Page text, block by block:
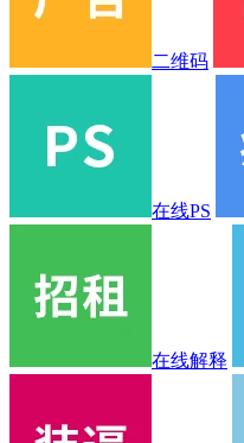
二维码
在线PS
在线解释